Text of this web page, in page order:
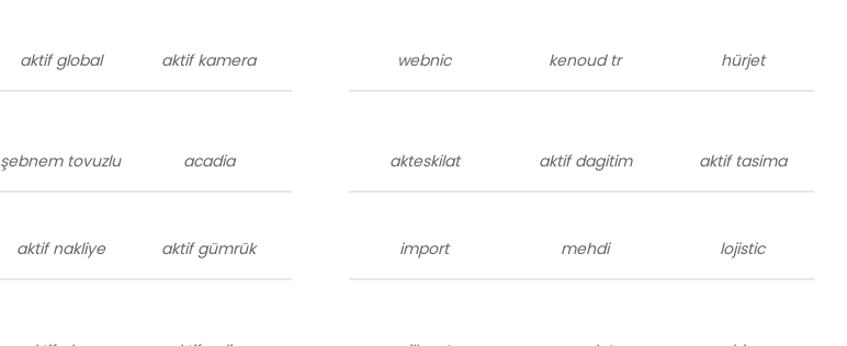
aktif global aktif kamera webnic kenoud tr hürjet
şebnem tovuzlu acadia akteskilat aktif dagitim aktif tasima
aktif nakliye aktif gümrük import mehdi lojistic